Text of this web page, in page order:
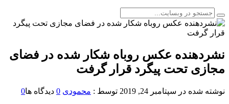
نشردهنده عکس روباه شکار شده در فضای
مجازی تحت پیگرد قرار گرفت
نوشته شده در سپتامبر 24, 2019 توسط : محمودی 0 دیدگاه ها0